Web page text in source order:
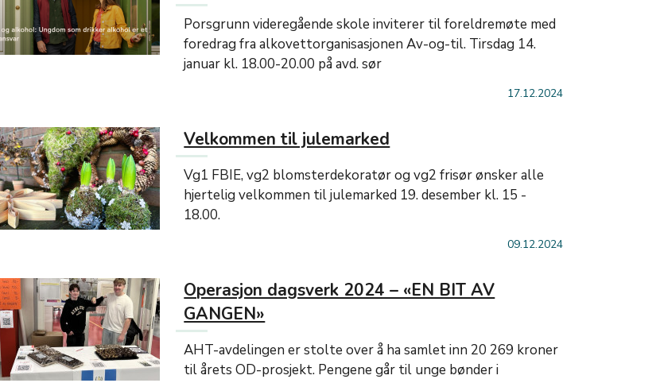
Porsgrunn videregående skole inviterer til foreldremøte med
foredrag fra alkovettorganisasjonen Av-og-til. Tirsdag 14.
januar kl. 18.00-20.00 på avd. sør
17.12.2024
Velkommen til julemarked
Vg1 FBIE, vg2 blomsterdekoratør og vg2 frisør ønsker alle
hjertelig velkommen til julemarked 19. desember kl. 15 -
18.00.
09.12.2024
Operasjon dagsverk 2024 – «EN BIT AV
GANGEN»
AHT-avdelingen er stolte over å ha samlet inn 20 269 kroner
til årets OD-prosjekt. Pengene går til unge bønder i